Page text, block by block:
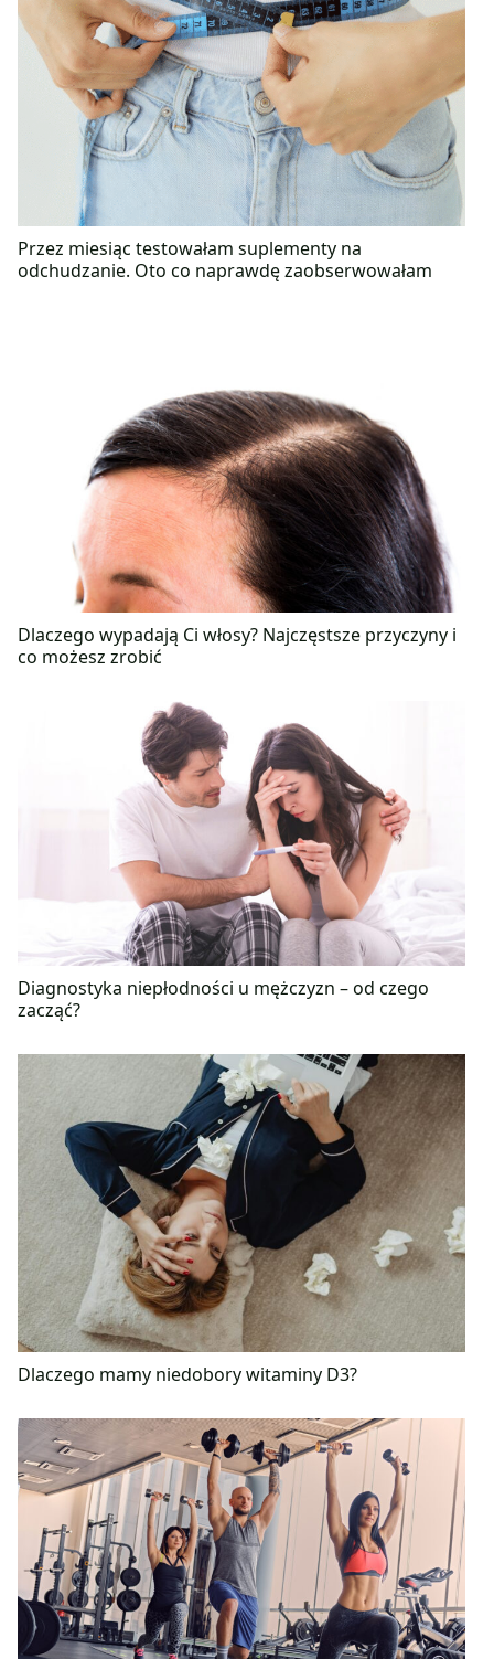
Przez miesiąc testowałam suplementy na
odchudzanie. Oto co naprawdę zaobserwowałam
Dlaczego wypadają Ci włosy? Najczęstsze przyczyny i
co możesz zrobić
Diagnostyka niepłodności u mężczyzn – od czego
zacząć?
Dlaczego mamy niedobory witaminy D3?